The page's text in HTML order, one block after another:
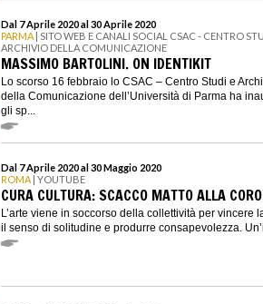
Dal 7 Aprile 2020 al 30 Aprile 2020
PARMA | SITO WEB E CANALI SOCIAL CSAC - CENTRO
ARCHIVIO DELLA COMUNICAZIONE
MASSIMO BARTOLINI. ON IDENTIKIT
Lo scorso 16 febbraio lo CSAC – Centro Studi e
della Comunicazione dell’Università di Parma ha
gli sp...
Dal 7 Aprile 2020 al 30 Maggio 2020
ROMA | YOUTUBE
CURA CULTURA: SCACCO MATTO ALLA
L’arte viene in soccorso della collettività per vincere
il senso di solitudine e produrre consapevolezza.